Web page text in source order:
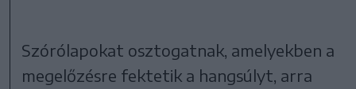
Szórólapokat osztogatnak, amelyekben a
megelőzésre fektetik a hangsúlyt, arra